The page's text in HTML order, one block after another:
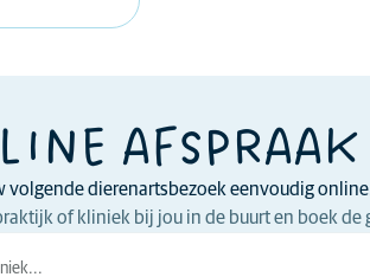
volgende dierenartsbezoek eenvoudig
of kliniek bij jou in de buurt en boek de